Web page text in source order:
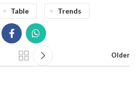
Table Trends
Older